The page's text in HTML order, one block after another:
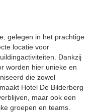
gelegen in het prachtige
locatie voor
Dankzij
worden hier unieke en
die zowel
Hotel De Bilderberg
maar ook een
groepen en teams.